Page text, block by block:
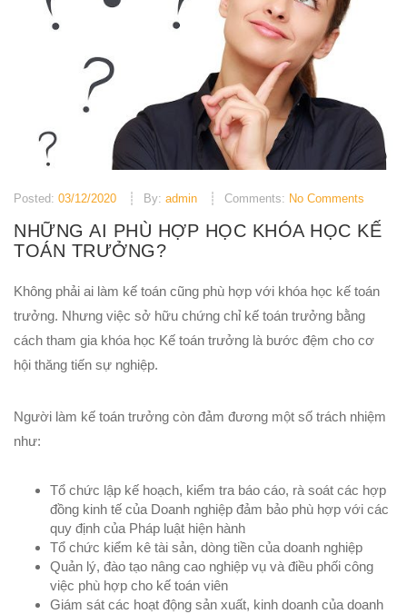
Posted: 03/12/2020 By: admin Comments: No Comments
NHỮNG AI PHÙ HỢP HỌC KHÓA HỌC KẾ
TOÁN TRƯỞNG?
Không phải ai làm kế toán cũng phù hợp với khóa học kế toán
trưởng. Nhưng việc sở hữu chứng chỉ kế toán trưởng bằng
cách tham gia khóa học Kế toán trưởng là bước đệm cho cơ
hội thăng tiến sự nghiệp.
Người làm kế toán trưởng còn đảm đương một số trách nhiệm
như:
Tổ chức lập kế hoạch, kiểm tra báo cáo, rà soát các hợp
đồng kinh tế của Doanh nghiệp đảm bảo phù hợp với các
quy định của Pháp luật hiện hành
Tổ chức kiểm kê tài sản, dòng tiền của doanh nghiệp
Quản lý, đào tạo nâng cao nghiệp vụ và điều phối công
việc phù hợp cho kế toán viên
Giám sát các hoạt động sản xuất, kinh doanh của doanh